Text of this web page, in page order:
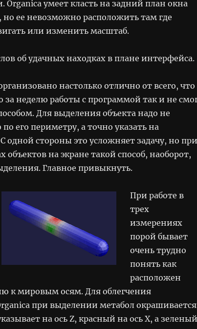
Organica умеет класть на задний план окна
но ее невозможно расположить там где
или изменить масштаб.
об удачных находках в плане интерфейса.
настолько отлично от всего, что
за неделю работы с программой так и не
Для выделения объекта надо не
его периметру, а точно указать на
одной стороны это усложняет задачу, но при
объектов на экране такой способ, наоборот,
Главное привыкнуть.
При работе в
трех
измерениях
порой бывает
очень трудно
понять как
расположен
к мировым осям. Для облегчения
при выделении метабол окрашивается
на ось Z, красный на ось X, а зеленый